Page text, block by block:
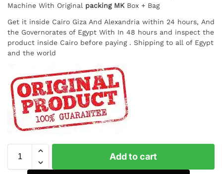
Machine With Original packing MK Box + Bag
Get it inside Cairo Giza And Alexandria within 24 hours, And
the Governorates of Egypt With In 48 hours and inspect the
product inside Cairo before paying . Shipping to all of Egypt
and the world
Add to cart